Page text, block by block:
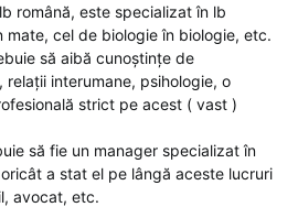
română, este specializat în lb
mate, cel de biologie în biologie, etc.
să aibă cunoștințe de
interumane, psihologie, o
strict pe acest ( vast )
să fie un manager specializat în
a stat el pe lângă aceste lucruri
avocat, etc.